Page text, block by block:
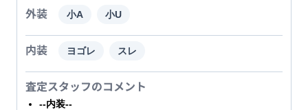
外装 小A 小U
内装 ヨゴレ スレ
査定スタッフのコメント
--内装--